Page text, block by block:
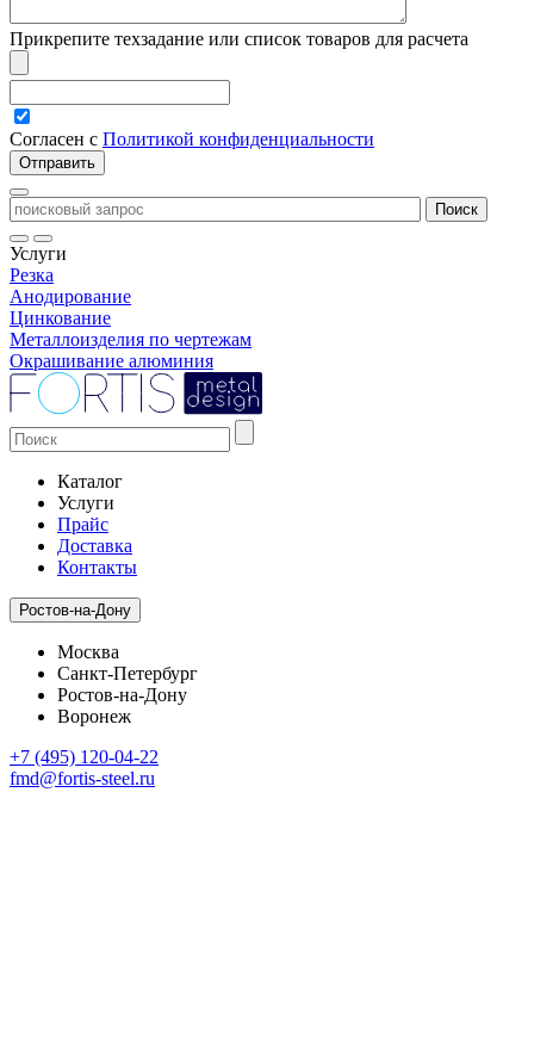
Прикрепите техзадание или список товаров для расчета
Согласен с Политикой конфиденциальности
Услуги
Резка
Анодирование
Цинкование
Металлоизделия по чертежам
Окрашивание алюминия
Каталог
Услуги
Прайс
Доставка
Контакты
Ростов-на-Дону
Москва
Санкт-Петербург
Ростов-на-Дону
Воронеж
+7 (495) 120-04-22
fmd@fortis-steel.ru